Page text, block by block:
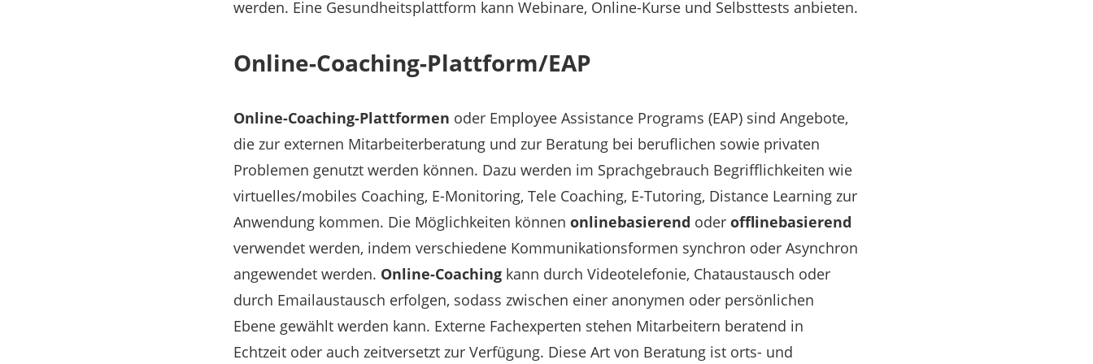
werden. Eine Gesundheitsplattform kann Webinare, Online-Kurse und Selbsttests anbieten.
Online-Coaching-Plattform/EAP
Online-Coaching-Plattformen oder Employee Assistance Programs (EAP) sind Angebote,
die zur externen Mitarbeiterberatung und zur Beratung bei beruflichen sowie privaten
Problemen genutzt werden können. Dazu werden im Sprachgebrauch Begrifflichkeiten wie
virtuelles/mobiles Coaching, E-Monitoring, Tele Coaching, E-Tutoring, Distance Learning zur
Anwendung kommen. Die Möglichkeiten können onlinebasierend oder offlinebasierend
verwendet werden, indem verschiedene Kommunikationsformen synchron oder Asynchron
angewendet werden. Online-Coaching kann durch Videotelefonie, Chataustausch oder
durch Emailaustausch erfolgen, sodass zwischen einer anonymen oder persönlichen
Ebene gewählt werden kann. Externe Fachexperten stehen Mitarbeitern beratend in
Echtzeit oder auch zeitversetzt zur Verfügung. Diese Art von Beratung ist orts- und